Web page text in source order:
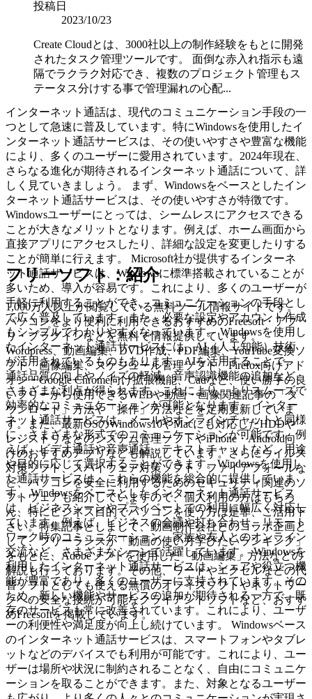
インターネット通話は、現代のコミュニケーション手段の一
つとして急速に普及しています。特にWindowsを使用したイ
ンターネット通話サービスは、その使いやすさや豊富な機能
により、多くのユーザーに愛用されています。2024年現在、
さらなる進化が期待されるインターネット通話について、詳
しく見ていきましょう。 まず、Windowsをベースとしたイン
ターネット通話サービスは、その使いやすさが特徴です。
Windowsユーザーにとっては、シームレスにアクセスできる
ことが大きなメリットとなります。例えば、ホーム画面から
直接アプリにアクセスしたり、詳細な設定を変更したりする
ことが簡単に行えます。 Microsoft社が提供するインターネ
ット通話サービスは、Windowsに標準搭載されていることが
多いため、導入が容易です。これにより、多くのユーザーが
手軽に利用することができ、コミュニケーションの手段とし
て広く普及しています。また、必要な設定やアカウント作成
もシンプルでわかりやすくなっています。 Windowsを使用し
たインターネット通話サービスには、AI（人工知能）技術
が活用されているものもあります。AIを活用することで、
通話品質の向上やノイズの軽減、音声認識機能の追加など、
さまざまな利点が得られます。これにより、よりスムーズで
効率的なコミュニケーションが可能となります。 インター
ネット通話サービスは、メールやオンラインチャットと同様
に、さまざまな形式でのコミュニケーションが可能です。例
えば、ビデオ通話や音声通話、テキストチャットなど、用途
や目的に応じて選択することができます。Windowsを使用し
た通話サービスは、これらの機能を総合的に提供していま
す。 Windowsをベースとしたインターネット通話サービス
は、ビジネスシーンやプライベートでの利用に幅広く対応し
ています。例えば、ビジネスの会議や打ち合わせ、リモート
ワーク時のコミュニケーション、家族や友人とのオンライン
交流など、さまざまなシーンで活躍しています。 Windowsを
利用したインターネット通話サービスは、シェアや役立つ機
能が豊富であり、多くのユーザーに支持されています。その
ため、新しい機能やサービスの追加が期待される一方で、既
存のサービスも常に改善されています。これにより、ユーザ
ーの利便性や満足度が向上し続けています。 Windowsベース
のインターネット通話サービスは、スマートフォンやタブレ
ットなどのデバイスでも利用が可能です。これにより、ユー
ザーは場所や状況に制約されることなく、自由にコミュニケ
ーションを取ることができます。また、対象となるユーザー
投稿日
2023/10/23
Create Cloudとは、3000社以上の制作経験をもとに開発
されたタスク管理ツールです。 面倒な赤入れ指示も遠
隔でラクラク対応でき、複数のプロジェクト管理もス
テータス分けする事で管理漏れの心配...
フリーソフト：紹介
1,000万人以上が閲覧している無料ツール情報サイトです。
パソコンをより便利に利用できるおすすめのFreesoft・アプ
リ・プラグインなどを無料で情報提供しています。
Wordpress、動画編集、DVD作成、PDF編集、YouTube変換ソ
フト、画像編集、スケジュール管理ソフト、Firefox向けアド
オン・Google Chrome向け拡張機能、Cadなど、使い勝手の良
いフリーから使用できるWEBや動画・画像関連記事の「ダ
ウンロード」方法や「操作」方法などを定期更新していま
す。また、最新OSのWindows10やMacにも対応したHDDや
レジストリなどのシステム管理ソフトやiPhone・Android向
けのおすすめアプリなども解説しています。さらにウイルス
対策ソフト、スパイウェア対策ソフト、ファイアフォールな
ど、パソコンを安全に利用するためのセキュリティ関連のソ
フトウェアも紹介していますので、個人利用の方はもちろ
ん、特にビジネス目的でパソコンを使う方は是非、ご活用下
さい。特集記事としまして、動画制作会社とのコラボ企画と
して、フリーランスが「動画の使い方学びたいランキング」
をもとに、Adobeソフトを使用した「動画編集」方法などの
解説も行っております。その他、ワードやエクセルなどの代
替ソフトとしても使える無償のオフィスソフトやネットワー
クへの安全な接続が可能なクライアントソフトなど、おすす
めFreesoftを掲載しています。